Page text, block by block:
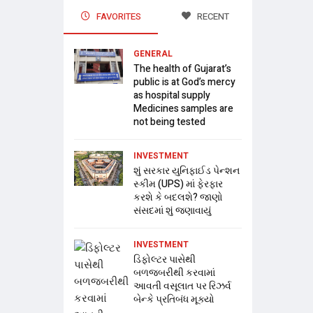
FAVORITES RECENT
GENERAL
The health of Gujarat’s
public is at God’s mercy
as hospital supply
Medicines samples are
not being tested
INVESTMENT
શું સરકાર યુનિફાઈડ પેન્શન
સ્કીમ (UPS) માં ફેરફાર
કરશે કે બદલશે? જાણો
સંસદમાં શું જણાવાયું
INVESTMENT
ડિફોલ્ટર પાસેથી
બળજબરીથી કરવામાં
આવતી વસૂલાત પર રિઝર્વ
બેન્કે પ્રતિબંધ મૂક્યો